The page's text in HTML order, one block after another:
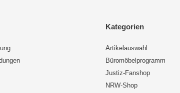
Kategorien
Artikelauswahl
Büromöbelprogramm
Justiz-Fanshop
NRW-Shop